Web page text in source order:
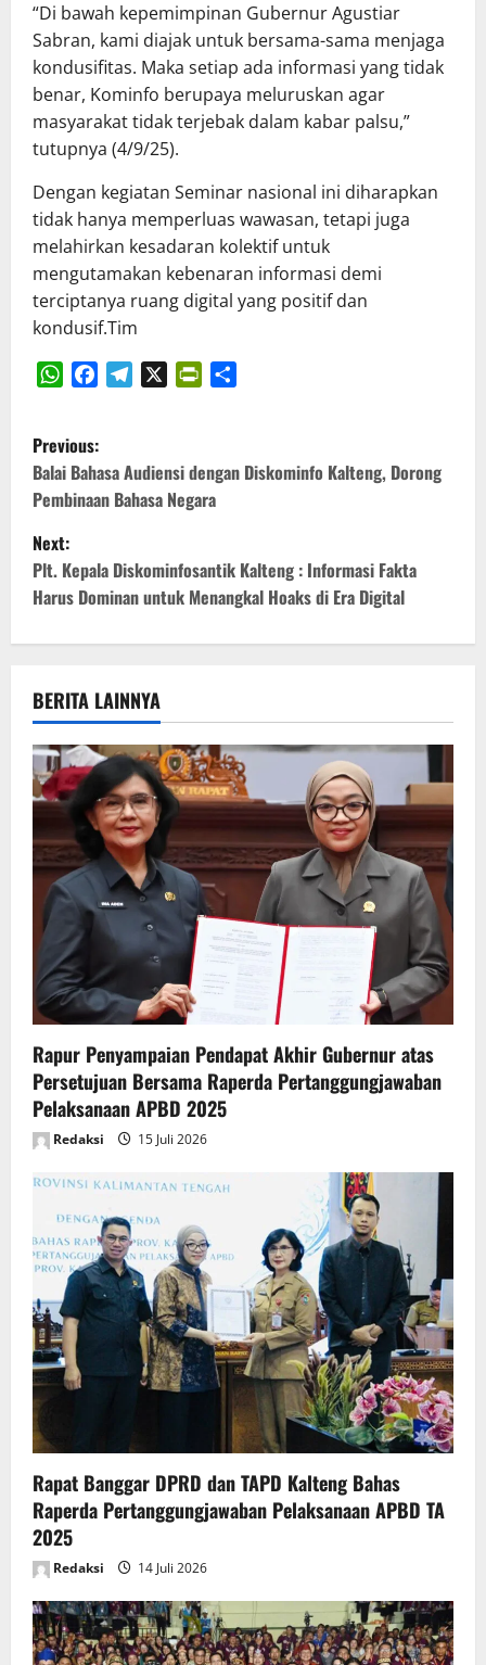
“Di bawah kepemimpinan Gubernur Agustiar
Sabran, kami diajak untuk bersama-sama menjaga
kondusifitas. Maka setiap ada informasi yang tidak
benar, Kominfo berupaya meluruskan agar
masyarakat tidak terjebak dalam kabar palsu,”
tutupnya (4/9/25).
Dengan kegiatan Seminar nasional ini diharapkan
tidak hanya memperluas wawasan, tetapi juga
melahirkan kesadaran kolektif untuk
mengutamakan kebenaran informasi demi
terciptanya ruang digital yang positif dan
kondusif.Tim
P
o
s
t
n
v
i
g
a
i
o
n
Previous:
Balai Bahasa Audiensi dengan Diskominfo Kalteng, Dorong
Pembinaan Bahasa Negara
Next:
Plt. Kepala Diskominfosantik Kalteng : Informasi Fakta
Harus Dominan untuk Menangkal Hoaks di Era Digital
BERITA LAINNYA
Rapur Penyampaian Pendapat Akhir Gubernur atas
Persetujuan Bersama Raperda Pertanggungjawaban
Pelaksanaan APBD 2025
Redaksi 15 Juli 2026
Rapat Banggar DPRD dan TAPD Kalteng Bahas
Raperda Pertanggungjawaban Pelaksanaan APBD TA
2025
Redaksi 14 Juli 2026